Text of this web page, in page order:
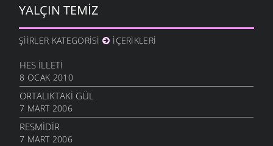
YALÇIN TEMIZ
ŞIIRLER KATEGORISI İÇERIKLERI
HES İLLETI
8 OCAK 2010
ORTALIKTAKI GÜL
7 MART 2006
RESMIDIR
7 MART 2006